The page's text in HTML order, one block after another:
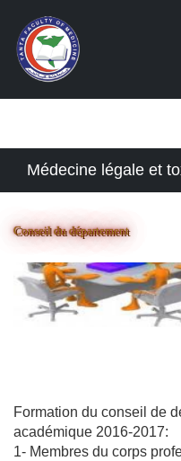
Médecine légale et
Conseil du département
Formation du conseil de
académique 2016-2017:
1- Membres du corps